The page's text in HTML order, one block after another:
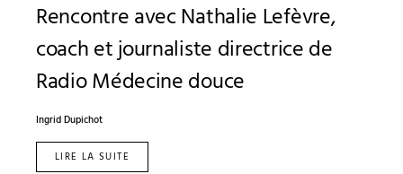
Rencontre avec Nathalie Lefèvre,
coach et journaliste directrice de
Radio Médecine douce
Ingrid Dupichot
LIRE LA SUITE